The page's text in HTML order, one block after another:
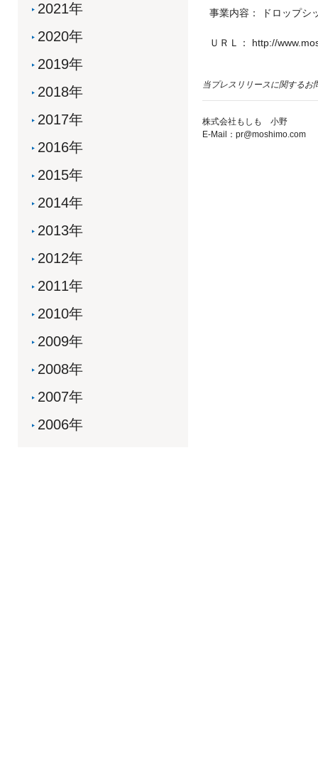
事業内容： ドロップシ
ＵＲＬ： http://
当プレスリリースに関するお
株式会社もしも 小野
E-Mail：pr@moshimo.com
2021年
2020年
2019年
2018年
2017年
2016年
2015年
2014年
2013年
2012年
2011年
2010年
2009年
2008年
2007年
2006年